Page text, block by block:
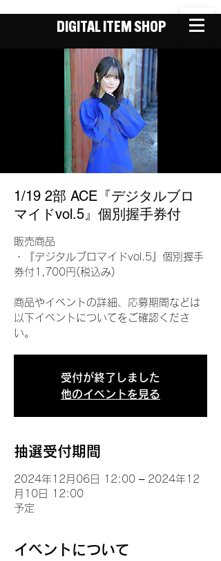
DIGITAL ITEM SHOP
1/19 2部 ACE『デジタルブロ
マイドvol.5』個別握手券付
販売商品
・『デジタルブロマイドvol.5』個別握手
券付1,700円(税込み)
商品やイベントの詳細、応募期間などは
以下イベントについてをご確認くださ
い。
受付が終了しました
他のイベントを見る
抽選受付期間
2024年12月06日 12:00 – 2024年12
月10日 12:00
予定
イベントについて